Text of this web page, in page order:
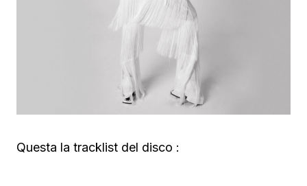
Questa la tracklist del disco :